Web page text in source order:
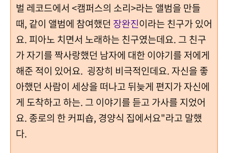
벌 레코드에서 <캠퍼스의 소리>라는 앨범을 만들
때, 같이 앨범에 참여했던 장완진이라는 친구가 있어
요. 피아노 치면서 노래하는 친구였는데요. 그 친구
가 자기를 짝사랑했던 남자에 대한 이야기를 저에게
해준 적이 있어요. 굉장히 비극적인데요. 자신을 좋
아했던 사람이 세상을 떠나고 뒤늦게 편지가 자신에
게 도착하고 하는. 그 이야기를 듣고 가사를 지었어
요. 종로의 한 커피숍, 경양식 집에서요"라고 말했
다.